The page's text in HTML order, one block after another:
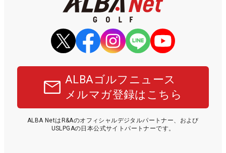
ALBAゴルフニュース
メルマガ登録はこちら
ALBA NetはR&Aのオフィシャルデジタルパートナー、および
USLPGAの日本公式サイトパートナーです。